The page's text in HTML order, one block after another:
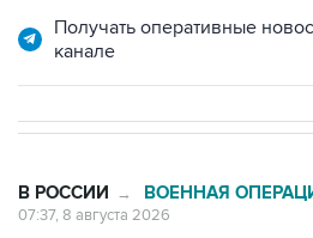
Получать оперативные
канале
В РОССИИ → ВОЕННАЯ
07:37, 8 августа 2026